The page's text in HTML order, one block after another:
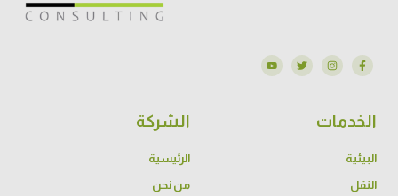
الخدمات
البيئية
النقل
الشركة
الرئيسية
من نحن